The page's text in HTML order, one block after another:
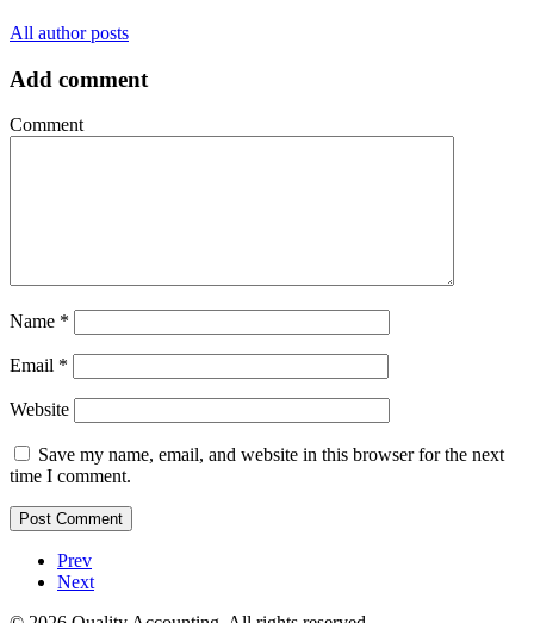
All author posts
Add comment
Comment
Name *
Email *
Website
Save my name, email, and website in this browser for the next
time I comment.
Prev
Next